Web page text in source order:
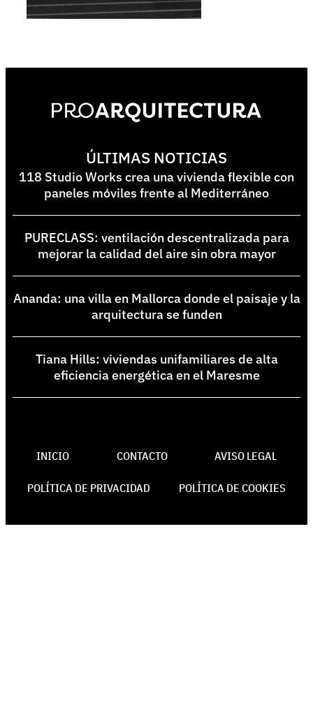
ÚLTIMAS NOTICIAS
118 Studio Works crea una vivienda flexible con
paneles móviles frente al Mediterráneo
PURECLASS: ventilación descentralizada para
mejorar la calidad del aire sin obra mayor
Ananda: una villa en Mallorca donde el paisaje y la
arquitectura se funden
Tiana Hills: viviendas unifamiliares de alta
eficiencia energética en el Maresme
INICIO CONTACTO AVISO LEGAL
POLÍTICA DE PRIVACIDAD POLÍTICA DE COOKIES